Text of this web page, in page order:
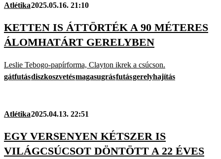
Atlétika2025.05.16. 21:10
KETTEN IS ÁTTÖRTÉK A 90 MÉTERES
ÁLOMHATÁRT GERELYBEN
Leslie Tebogo-papírforma, Clayton ikrek a csúcson.
gátfutásdiszkoszvetésmagasugrásfutásgerelyhajítás
Atlétika2025.04.13. 22:51
EGY VERSENYEN KÉTSZER IS
VILÁGCSÚCSOT DÖNTÖTT A 22 ÉVES